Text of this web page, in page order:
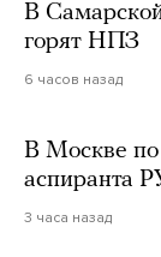
В
горят НПЗ
6 часов назад
В Москве по
аспиранта
3 часа назад